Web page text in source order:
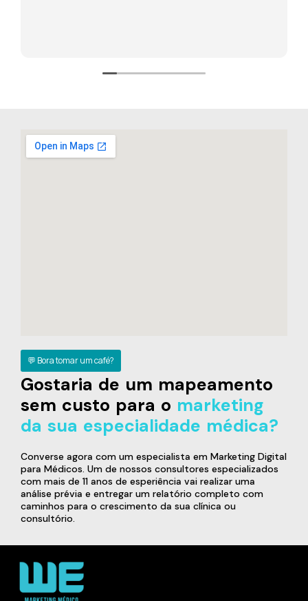
💬 Bora tomar um café?
Gostaria de um mapeamento
sem custo para o marketing
da sua especialidade médica?
Converse agora com um especialista em Marketing Digital
para Médicos. Um de nossos consultores especializados
com mais de 11 anos de esperiência vai realizar uma
análise prévia e entregar um relatório completo com
caminhos para o crescimento da sua clínica ou
consultório.